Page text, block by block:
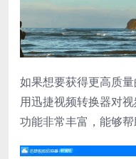
如果想要获得更高质
用迅捷视频转换器对
功能非常丰富，能够帮